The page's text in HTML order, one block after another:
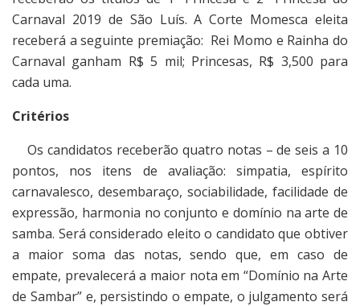
Carnaval 2019 de São Luís. A Corte Momesca eleita
receberá a seguinte premiação: Rei Momo e Rainha do
Carnaval ganham R$ 5 mil; Princesas, R$ 3,500 para
cada uma.
Critérios
Os candidatos receberão quatro notas – de seis a 10
pontos, nos itens de avaliação: simpatia, espírito
carnavalesco, desembaraço, sociabilidade, facilidade de
expressão, harmonia no conjunto e domínio na arte de
samba. Será considerado eleito o candidato que obtiver
a maior soma das notas, sendo que, em caso de
empate, prevalecerá a maior nota em “Domínio na Arte
de Sambar” e, persistindo o empate, o julgamento será